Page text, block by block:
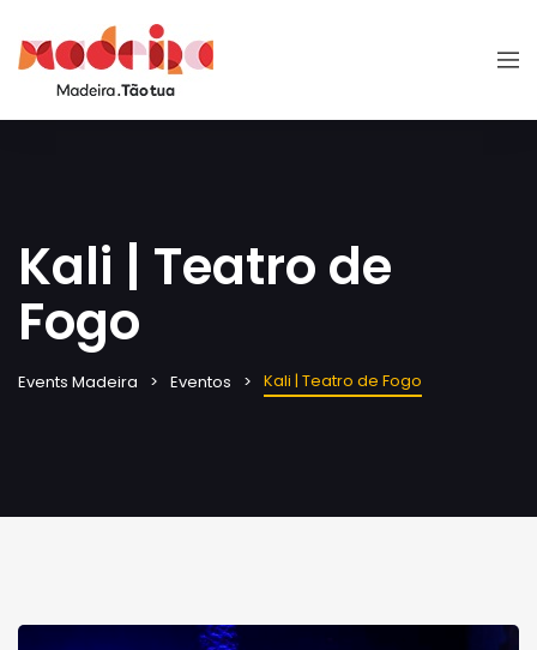
Kali | Teatro de
Fogo
Events Madeira Eventos Kali | Teatro de Fogo